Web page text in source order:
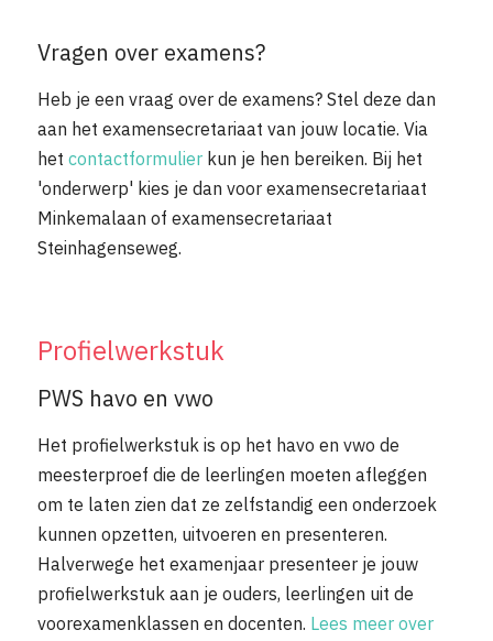
Vragen over examens?
Heb je een vraag over de examens? Stel deze dan
aan het examensecretariaat van jouw locatie. Via
het contactformulierkun je hen bereiken. Bij het
'onderwerp' kies je dan voor examensecretariaat
Minkemalaan of examensecretariaat
Steinhagenseweg.
Profielwerkstuk
PWS havo en vwo
Het profielwerkstuk is op het havo en vwo de
meesterproef die de leerlingen moeten afleggen
om te laten zien dat ze zelfstandig een onderzoek
kunnen opzetten, uitvoeren en presenteren.
Halverwege het examenjaar presenteer je jouw
profielwerkstuk aan je ouders, leerlingen uit de
voorexamenklassen en docenten. Lees meer over